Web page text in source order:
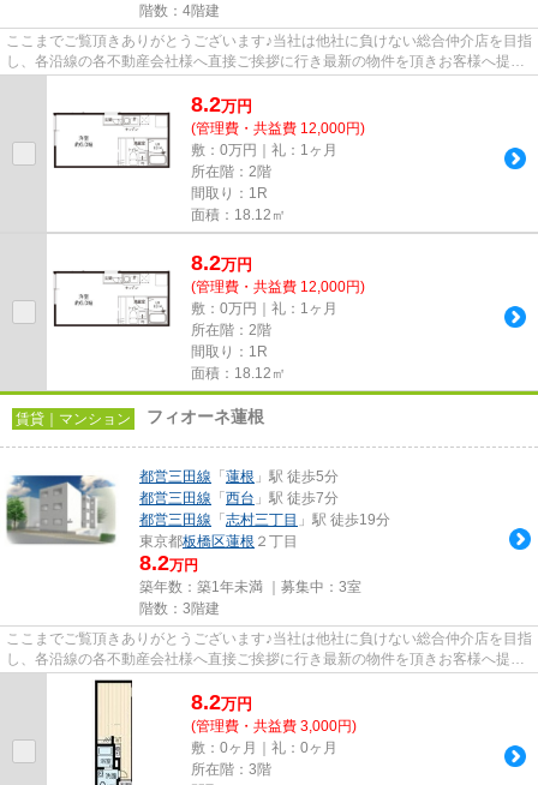
階数：4階建
ここまでご覧頂きありがとうございます♪当社は他社に負けない総合仲介店を目指
し、各沿線の各不動産会社様へ直接ご挨拶に行き最新の物件を頂きお客様へ提供
8.2万円
(管理費・共益費 12,000円)
敷：0万円｜礼：1ヶ月
所在階：2階
間取り：1R
面積：18.12㎡
8.2万円
(管理費・共益費 12,000円)
敷：0万円｜礼：1ヶ月
所在階：2階
間取り：1R
面積：18.12㎡
賃貸｜マンション フィオーネ蓮根
都営三田線 「 蓮根 」駅 徒歩5分
都営三田線 「 西台 」駅 徒歩7分
都営三田線 「 志村三丁目 」駅 徒歩19分
東京都板橋区蓮根 ２丁目
8.2万円
築年数：築1年未満 ｜募集中： 3室
階数：3階建
ここまでご覧頂きありがとうございます♪当社は他社に負けない総合仲介店を目指
し、各沿線の各不動産会社様へ直接ご挨拶に行き最新の物件を頂きお客様へ提供
しております！最新の情報は...
8.2万円
(管理費・共益費 3,000円)
敷：0ヶ月｜礼：0ヶ月
所在階：3階